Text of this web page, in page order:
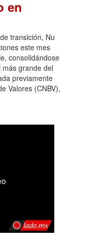
en
transición, Nu
este mes
consolidándose
grande del
previamente
Valores (CNBV),